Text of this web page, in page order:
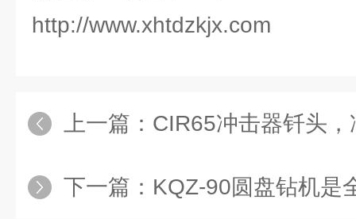
http://www.xhtdzkjx.com
上一篇： CIR65冲击器钎头
下一篇： KQZ-90圆盘钻机是全气